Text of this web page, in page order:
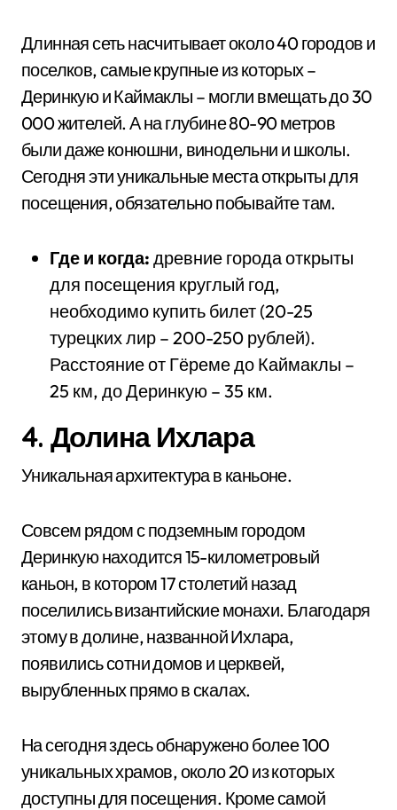
Длинная сеть насчитывает около 40 городов и
поселков, самые крупные из которых –
Деринкую и Каймаклы – могли вмещать до 30
000 жителей. А на глубине 80-90 метров
были даже конюшни, винодельни и школы.
Сегодня эти уникальные места открыты для
посещения, обязательно побывайте там.
Где и когда: древние города открыты
для посещения круглый год,
необходимо купить билет (20-25
турецких лир – 200-250 рублей).
Расстояние от Гёреме до Каймаклы –
25 км, до Деринкую – 35 км.
4. Долина Ихлара
Уникальная архитектура в каньоне.
Совсем рядом с подземным городом
Деринкую находится 15-километровый
каньон, в котором 17 столетий назад
поселились византийские монахи. Благодаря
этому в долине, названной Ихлара,
появились сотни домов и церквей,
вырубленных прямо в скалах.
На сегодня здесь обнаружено более 100
уникальных храмов, около 20 из которых
доступны для посещения. Кроме самой